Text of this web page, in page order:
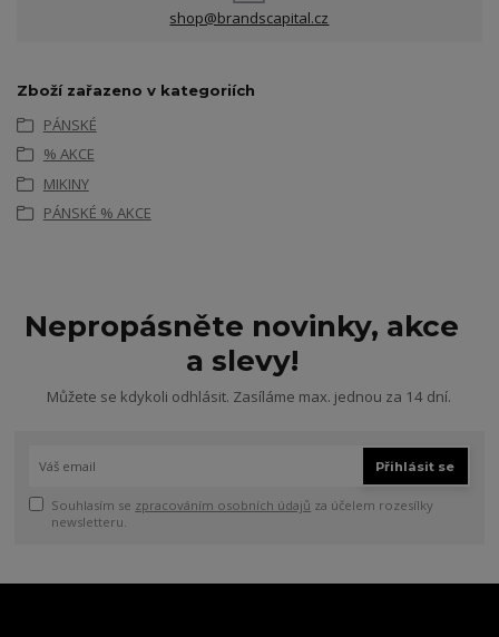
shop@brandscapital.cz
Zboží zařazeno v kategoriích
PÁNSKÉ
% AKCE
MIKINY
PÁNSKÉ % AKCE
Nepropásněte novinky, akce
a slevy!
Můžete se kdykoli odhlásit. Zasíláme max. jednou za 14 dní.
Přihlásit se
Souhlasím se zpracováním osobních údajů za účelem rozesílky
newsletteru.